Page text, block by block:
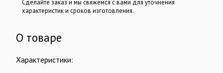
Сделайте заказ и мы свяжемся с вами для уточнения
характеристик и сроков изготовления.
О товаре
Характеристики: